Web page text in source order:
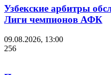
Узбекские арбитры
Лиги чемпионов АФК
09.08.2026, 13:00
256